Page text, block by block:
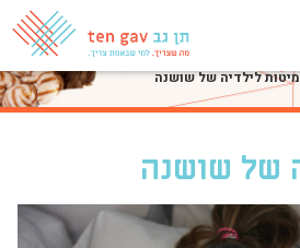
מיטות לילדיה של שושנה
של שושנה